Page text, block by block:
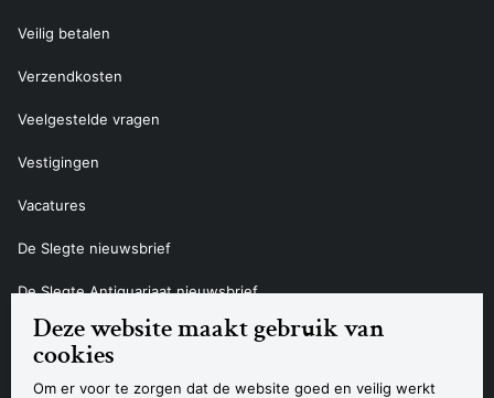
Deze website maakt gebruik van
cookies
Om er voor te zorgen dat de website goed en veilig werkt
Veilig betalen
Verzendkosten
Veelgestelde vragen
Vestigingen
Vacatures
De Slegte nieuwsbrief
De Slegte Antiquariaat nieuwsbrief
Contact